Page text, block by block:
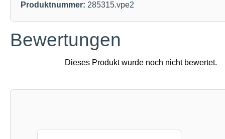
Produktnummer: 285315.vpe2
Bewertungen
Produktgalerie überspringen